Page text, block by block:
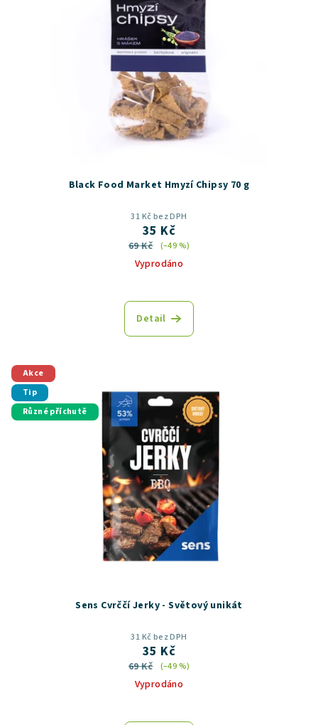
Black Food Market Hmyzí Chipsy 70 g
31 Kč bez DPH
35 Kč
69 Kč (–49 %)
Vyprodáno
Detail
Akce
Tip
Různé příchutě
Sens Cvrččí Jerky - Světový unikát
31 Kč bez DPH
35 Kč
69 Kč (–49 %)
Vyprodáno
hodnocení